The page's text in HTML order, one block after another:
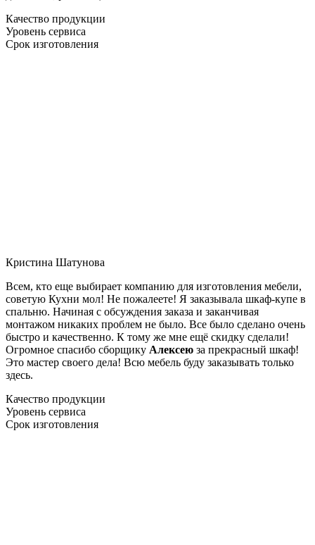
Качество продукции
Уровень сервиса
Срок изготовления
Кристина Шатунова
Всем, кто еще выбирает компанию для изготовления мебели,
советую Кухни мол! Не пожалеете! Я заказывала шкаф-купе в
спальню. Начиная с обсуждения заказа и заканчивая
монтажом никаких проблем не было. Все было сделано очень
быстро и качественно. К тому же мне ещё скидку сделали!
Огромное спасибо сборщику Алексею за прекрасный шкаф!
Это мастер своего дела! Всю мебель буду заказывать только
здесь.
Качество продукции
Уровень сервиса
Срок изготовления